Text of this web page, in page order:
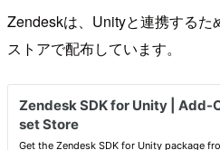
Zendeskは、Unityと連携するた
ストアで配布しています。